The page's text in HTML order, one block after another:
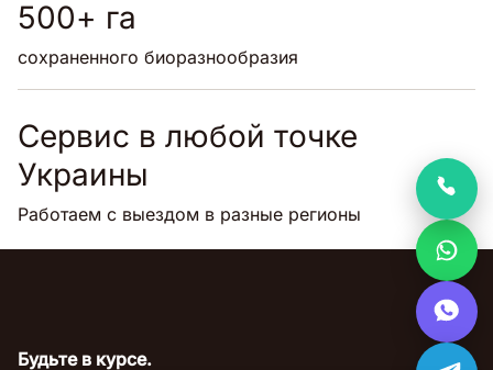
500+ га
сохраненного биоразнообразия
Сервис в любой точке
Украины
Работаем с выездом в разные регионы
Будьте в курсе.